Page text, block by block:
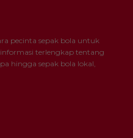
pecinta sepak bola untuk
terlengkap tentang
hingga sepak bola lokal,